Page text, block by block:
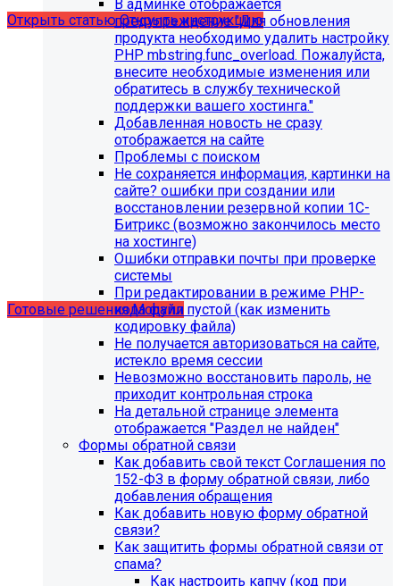
Открыть статьюОткрыть инструкцию
Учебные курсы
по работе с готовыми решениями и модулями
размещены в разделе "Учебные курсы"
Готовые решенияМодули
Инструкция по удалению ссылок на
В админке отображается
предупреждение "Для обновления
продукта необходимо удалить настройку
PHP mbstring.func_overload. Пожалуйста,
внесите необходимые изменения или
обратитесь в службу технической
поддержки вашего хостинга."
Добавленная новость не сразу
отображается на сайте
Проблемы с поиском
Не сохраняется информация, картинки на
сайте? ошибки при создании или
восстановлении резервной копии 1С-
Битрикс (возможно закончилось место
на хостинге)
Ошибки отправки почты при проверке
системы
При редактировании в режиме PHP-
кода файл пустой (как изменить
кодировку файла)
Не получается авторизоваться на сайте,
истекло время сессии
Невозможно восстановить пароль, не
приходит контрольная строка
На детальной странице элемента
отображается "Раздел не найден"
Формы обратной связи
Как добавить свой текст Соглашения по
152-ФЗ в форму обратной связи, либо
добавления обращения
Как добавить новую форму обратной
связи?
Как защитить формы обратной связи от
спама?
Как настроить капчу (код при